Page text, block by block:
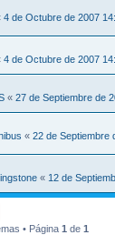
4 de Octubre de 2007
4 de Octubre de 2007
« 27 de Septiembre de
« 22 de Septiembre
« 12 de
• Página 1 de 1